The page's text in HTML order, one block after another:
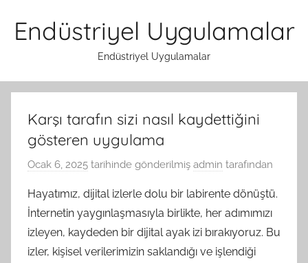
atlaEndüstriyel Uygulamalar
Endüstriyel Uygulamalar
Karşı tarafın sizi nasıl kaydettiğini
gösteren uygulama
Ocak 6, 2025 tarihinde gönderilmiş admin tarafından
Hayatımız, dijital izlerle dolu bir labirente dönüştü.
İnternetin yaygınlaşmasıyla birlikte, her adımımızı
izleyen, kaydeden bir dijital ayak izi bırakıyoruz. Bu
izler, kişisel verilerimizin saklandığı ve işlendiği